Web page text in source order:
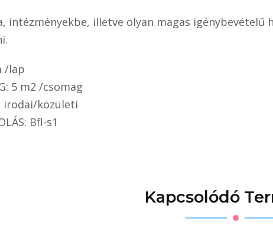
intézményekbe, illetve olyan magas
/lap
5 m2 /csomag
irodai/közületi
Bfl-s1
Kapcsolódó